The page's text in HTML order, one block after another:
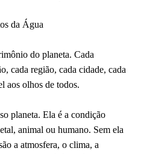
da Água
do planeta. Cada
cada região, cada cidade, cada
aos olhos de todos.
planeta. Ela é a condição
animal ou humano. Sem ela
a atmosfera, o clima, a